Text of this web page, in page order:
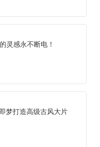
灵感永不断电！
梦打造高级古风大片